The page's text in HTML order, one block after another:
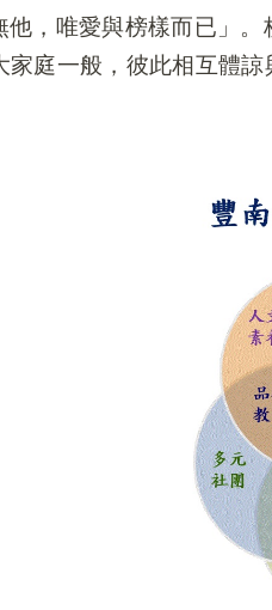
他，唯愛與榜樣而已」
庭一般，彼此相互體